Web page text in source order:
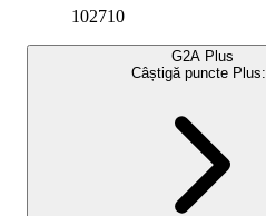
102710
G2A Plus
Câștigă puncte Plus: